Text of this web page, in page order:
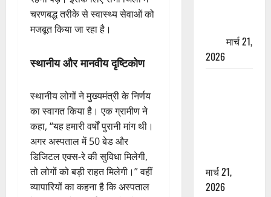
चरणबद्ध तरीके से स्वास्थ्य सेवाओं को
मजबूत किया जा रहा है।
स्थानीय और मानवीय दृष्टिकोण
स्थानीय लोगों ने मुख्यमंत्री के निर्णय
का स्वागत किया है। एक ग्रामीण ने
कहा, “यह हमारी वर्षों पुरानी मांग थी।
अगर अस्पताल में 50 बेड और
डिजिटल एक्स-रे की सुविधा मिलेगी,
तो लोगों को बड़ी राहत मिलेगी।” वहीं
व्यापारियों का कहना है कि अस्पताल
मार्च 21,
2026
मार्च 21,
2026